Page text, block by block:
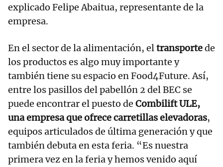
explicado Felipe Abaitua, representante de la
empresa.
En el sector de la alimentación, eltransportede
los productos es algo muy importante y
también tiene su espacio en Food4Future. Así,
entre los pasillos del pabellón 2 del BEC se
puede encontrar el puesto de Combilift ULE,
una empresa que ofrece carretillas elevadoras,
equipos articulados de última generación y que
también debuta en esta feria. “Es nuestra
primera vez en la feria y hemos venido aquí